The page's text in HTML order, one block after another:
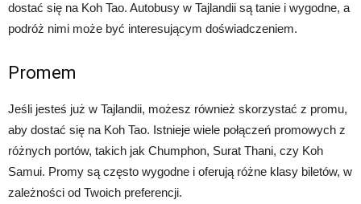
dostać się na Koh Tao. Autobusy w Tajlandii są tanie i wygodne, a
podróż nimi może być interesującym doświadczeniem.
Promem
Jeśli jesteś już w Tajlandii, możesz również skorzystać z promu,
aby dostać się na Koh Tao. Istnieje wiele połączeń promowych z
różnych portów, takich jak Chumphon, Surat Thani, czy Koh
Samui. Promy są często wygodne i oferują różne klasy biletów, w
zależności od Twoich preferencji.